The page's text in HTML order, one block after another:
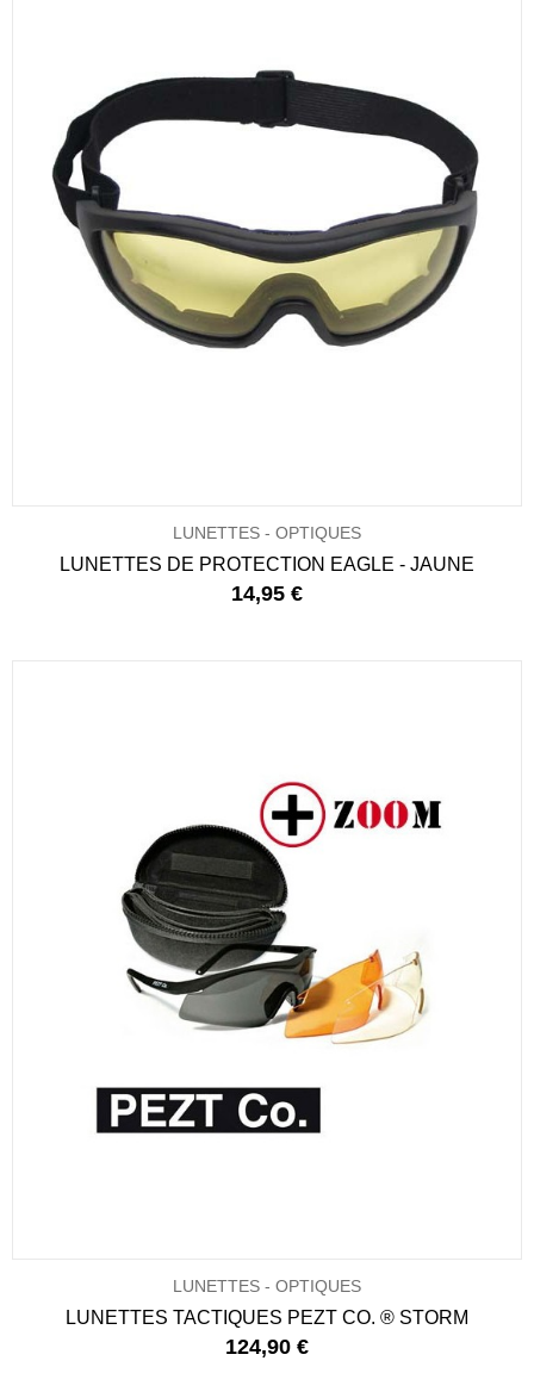
LUNETTES - OPTIQUES
LUNETTES DE PROTECTION EAGLE - JAUNE
14,95 €
LUNETTES - OPTIQUES
LUNETTES TACTIQUES PEZT CO. ® STORM
124,90 €